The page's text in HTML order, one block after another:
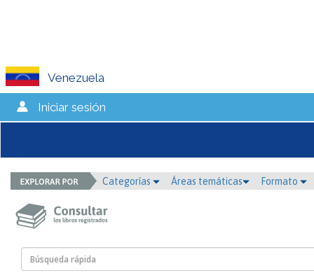
Venezuela
Iniciar sesión
Categorías Áreas temáticas Formato